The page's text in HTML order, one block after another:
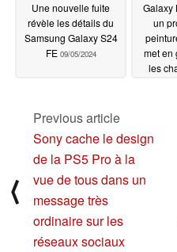
Une nouvelle fuite
révèle les détails du
Samsung Galaxy S24
FE 09/05/2024
Galaxy
un
met en
les
⟨
Previous article
Sony cache le design
de la PS5 Pro à la
vue de tous dans un
message très
ordinaire sur les
réseaux sociaux